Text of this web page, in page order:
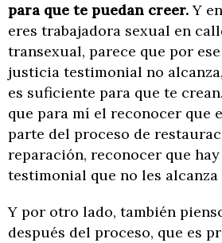
para que te puedan creer.Y
eres trabajadora sexual en
transexual, parece que por
justicia testimonial no
es suficiente para que te
que para mí el reconocer que
parte del proceso de
reparación, reconocer que
testimonial que no les alcanza
Y por otro lado, también
después del proceso, que es